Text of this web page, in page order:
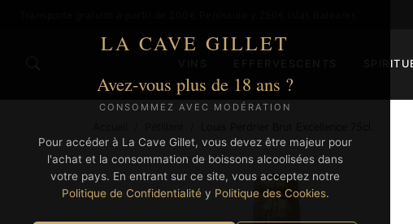
LA CAVE GILLET
Avez-vous plus de 18 ans ?
CONSOMMEZ AVEC MODÉRATION
Pour accéder à La Cave Gillet, vous devez être majeur pour
l'achat et la consommation de boissons alcoolisées dans
votre pays. En entrant sur ce site, vous acceptez notre
Politique de Confidentialitéy Politique des Cookies.